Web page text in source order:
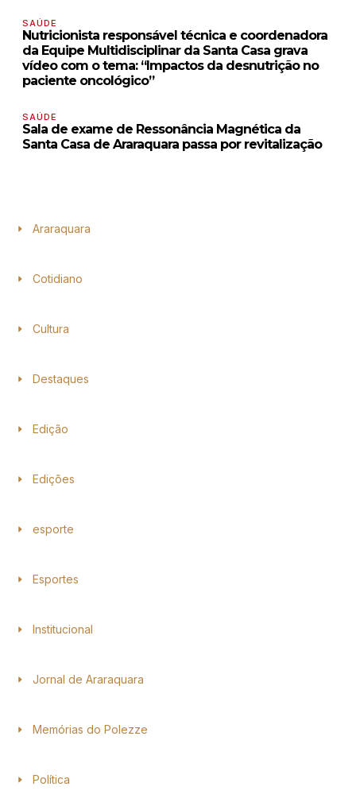
SAÚDE
Nutricionista responsável técnica e coordenadora
da Equipe Multidisciplinar da Santa Casa grava
vídeo com o tema: “Impactos da desnutrição no
paciente oncológico”
SAÚDE
Sala de exame de Ressonância Magnética da
Santa Casa de Araraquara passa por revitalização
Araraquara
Cotidiano
Cultura
Destaques
Edição
Edições
esporte
Esportes
Institucional
Jornal de Araraquara
Memórias do Polezze
Política